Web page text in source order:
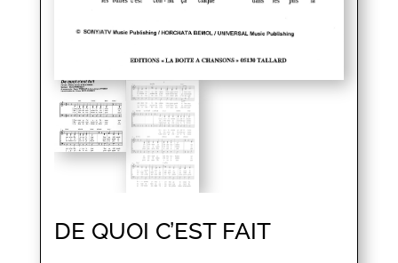
DE QUOI C’EST FAIT